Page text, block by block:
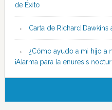
de Éxito
Carta de Richard Dawkins
¿Cómo ayudo a mi hijo a
¡Alarma para la enuresis